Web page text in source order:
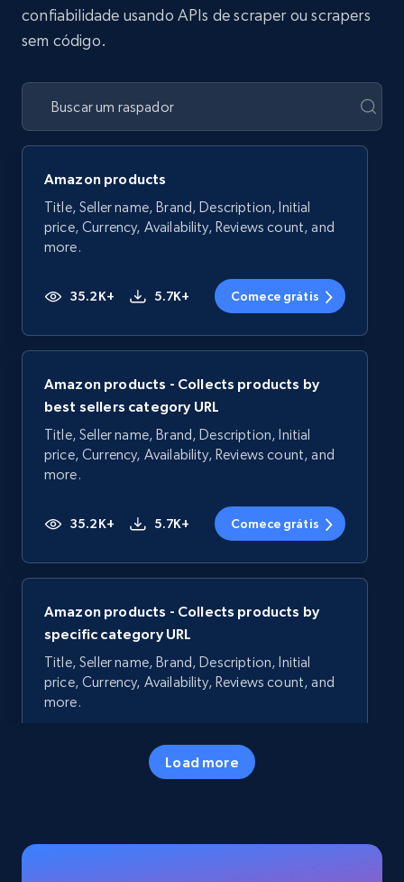
confiabilidade usando APIs de scraper ou scrapers
sem código.
Amazon products
Title, Seller name, Brand, Description, Initial
price, Currency, Availability, Reviews count, and
more.
35.2K+ 5.7K+ Comece grátis
Amazon products - Collects products by
best sellers category URL
Title, Seller name, Brand, Description, Initial
price, Currency, Availability, Reviews count, and
more.
35.2K+ 5.7K+ Comece grátis
Amazon products - Collects products by
specific category URL
Title, Seller name, Brand, Description, Initial
price, Currency, Availability, Reviews count, and
more.
5.7K+ Comece grátis
Load more